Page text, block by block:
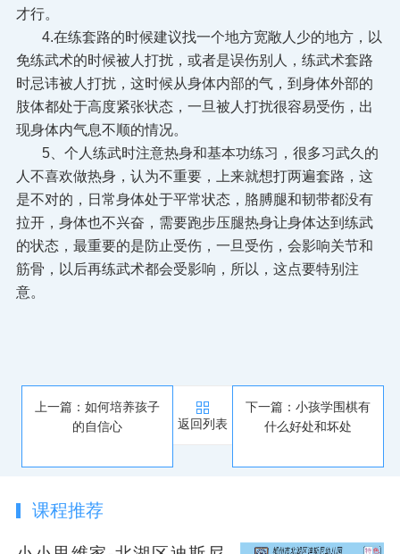
才行。
4.在练套路的时候建议找一个地方宽敞人少的地方，以
免练武术的时候被人打扰，或者是误伤别人，练武术套路
时忌讳被人打扰，这时候从身体内部的气，到身体外部的
肢体都处于高度紧张状态，一旦被人打扰很容易受伤，出
现身体内气息不顺的情况。
5、个人练武时注意热身和基本功练习，很多习武久的
人不喜欢做热身，认为不重要，上来就想打两遍套路，这
是不对的，日常身体处于平常状态，胳膊腿和韧带都没有
拉开，身体也不兴奋，需要跑步压腿热身让身体达到练武
的状态，最重要的是防止受伤，一旦受伤，会影响关节和
筋骨，以后再练武术都会受影响，所以，这点要特别注
意。
上一篇：如何培养孩子
的自信心
下一篇：小孩学围棋有
什么好处和坏处
返回列表
课程推荐